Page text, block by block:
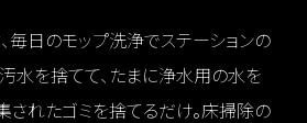
毎日のモップ洗浄でステーションの
水を捨てて、たまに浄水用の水を
されたゴミを捨てるだけ。床掃除の